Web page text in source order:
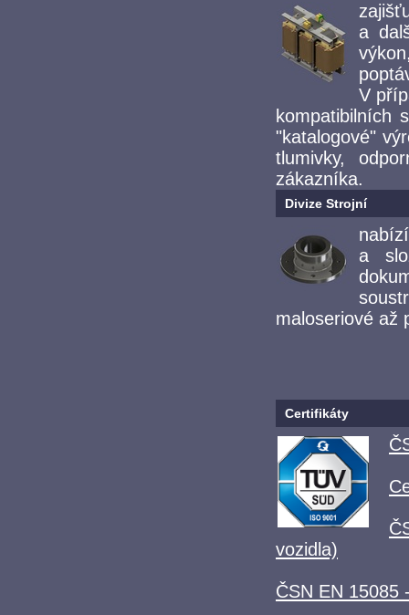
a
V
kompatibilních
"katalogové"
tlumivky,
zákazníka.
Divize Strojní
a
maloseriové až
Certifikáty
vozidla)
ČSN EN 15085